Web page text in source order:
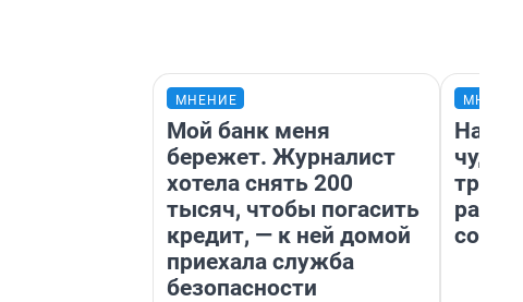
МНЕНИЕ
Мой банк меня
бережет. Журналист
хотела снять 200
тысяч, чтобы погасить
кредит, — к ней домой
приехала служба
безопасности